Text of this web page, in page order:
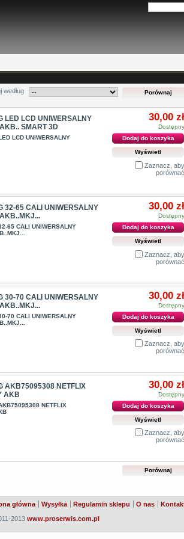
według
LED LCD UNIWERSALNY
SMART 3D
LCD UNIWERSALNY
30,00 zł
Dostępny
Dodaj do koszyka
Wyświetl
Zaznacz, aby
porównać
32-65 CALI UNIWERSALNY
65 CALI UNIWERSALNY
30,00 zł
Dostępny
Dodaj do koszyka
Wyświetl
Zaznacz, aby
porównać
30-70 CALI UNIWERSALNY
70 CALI UNIWERSALNY
30,00 zł
Dostępny
Dodaj do koszyka
Wyświetl
Zaznacz, aby
porównać
AKB75095308 NETFLIX
AKB
NETFLIX
30,00 zł
Dostępny
Dodaj do koszyka
Wyświetl
Zaznacz, aby
porównać
główna Wysyłka Regulamin sklepu O nas
2013 www.proserwis.com.pl